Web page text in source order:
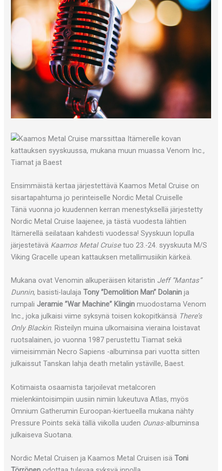
Ensimmäistä kertaa järjestettävä Kaamos Metal Cruise on
sisartapahtuma jo perinteiselle Nordic Metal Cruiselle
Tänä vuonna jo kuudennen kerran menestyksellä järjestetty
Nordic Metal Cruise laajenee, ja tästä vuodesta lähtien
Itämerellä seilataan kahdesti vuodessa! Syyskuun lopulla
järjestetävä Kaamos Metal Cruisetuo 23.-24. syyskuuta M/S
Viking Gracelle upean kattauksen metallimusiikin kärkeä.
Mukana ovat Venomin alkuperäisen kitaristin Jeff ”Mantas”
Dunnin, basisti-laulajaTony ”Demolition Man” Dolanin ja
rumpali Jeramie ”War Machine” Klingin muodostama Venom
Inc., joka julkaisi viime syksynä toisen kokopitkänsä There’s
Only Blackin. Risteilyn muina ulkomaisina vieraina loistavat
ruotsalainen, jo vuonna 1987 perustettu Tiamat sekä
viimeisimmän Necro Sapiens -albuminsa pari vuotta sitten
julkaissut Tanskan lahja death metalin ystäville, Baest.
Kotimaista osaamista tarjoilevat metalcoren
mielenkiintoisimpiin uusiin nimiin lukeutuva Atlas, myös
Omnium Gatherumin Euroopan-kiertueella mukana nähty
Pressure Points sekä tällä viikolla uuden Ounas-albuminsa
julkaiseva Suotana.
Nordic Metal Cruisen ja Kaamos Metal Cruisen isäToni